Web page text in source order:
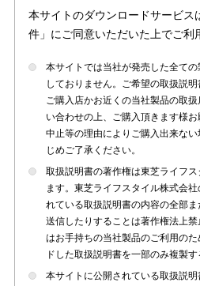
本サイトのダウンロードサービス
件」にご同意いただいた上でご利
本サイトでは当社が発売した全て
しておりません。ご希望の取扱説
ご購入店かお近くの当社製品の取
い合わせの上、ご購入頂きます様
中止等の理由によりご購入出来な
じめご了承ください。
取扱説明書の著作権は東芝ライフ
ます。東芝ライフスタイル株式会
れている取扱説明書の内容の全部
送信したりすることは著作権法上
はお手持ちの当社製品のご利用の
ドした取扱説明書を一部のみ複製す
本サイトに公開されている取扱説